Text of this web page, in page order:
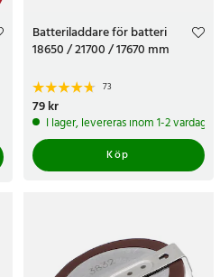
Batteriladdare för batteri
18650 / 21700 / 17670 mm
73
Pris:
79 kr
I lager, levereras inom 1-2 vardagar
Köp